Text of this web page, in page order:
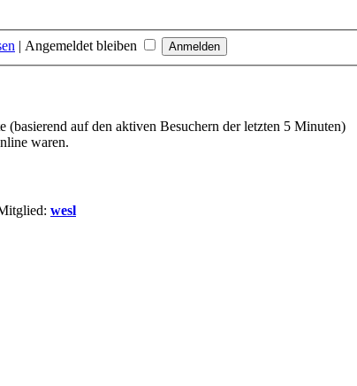
| Angemeldet bleiben
auf den aktiven Besuchern der letzten 5 Minuten)
waren.
wesl